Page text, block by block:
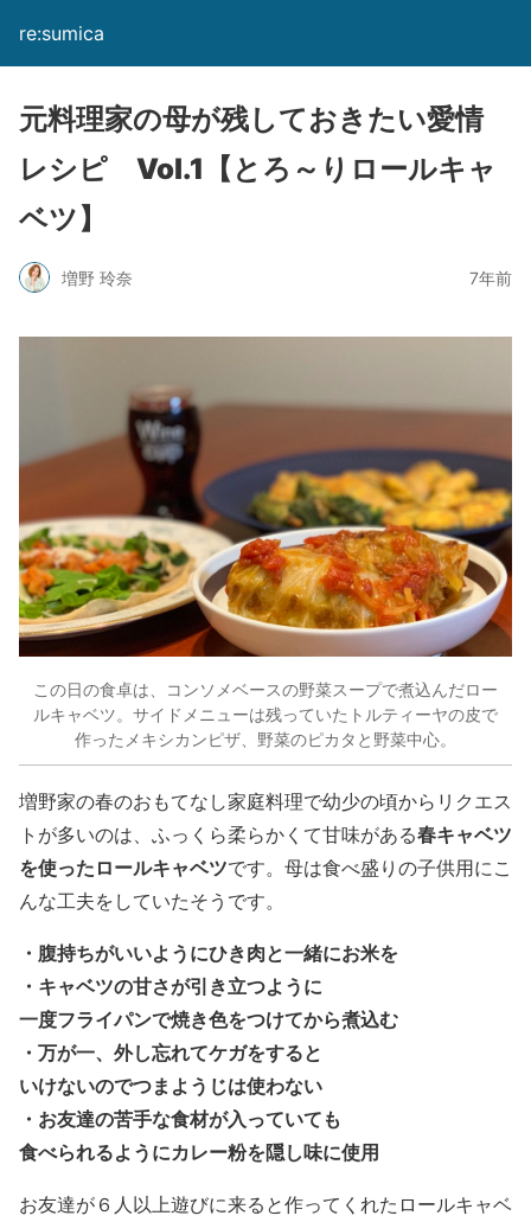
re:sumica
元料理家の母が残しておきたい愛情
レシピ Vol.1【とろ～りロールキャ
ベツ】
増野 玲奈 7年前
この日の食卓は、コンソメベースの野菜スープで煮込んだロー
ルキャベツ。サイドメニューは残っていたトルティーヤの皮で
作ったメキシカンピザ、野菜のピカタと野菜中心。
増野家の春のおもてなし家庭料理で幼少の頃からリクエス
トが多いのは、ふっくら柔らかくて甘味がある春キャベツ
を使ったロールキャベツです。母は食べ盛りの子供用にこ
んな工夫をしていたそうです。
・ 腹持ちがいいようにひき肉と一緒にお米を
・ キャベツの甘さが引き立つように
一度フライパンで焼き色をつけてから煮込む
・ 万が一、外し忘れてケガをすると
いけないのでつまようじは使わない
・ お友達の苦手な食材が入っていても
食べられるようにカレー粉を隠し味に使用
お友達が６人以上遊びに来ると作ってくれたロールキャベ